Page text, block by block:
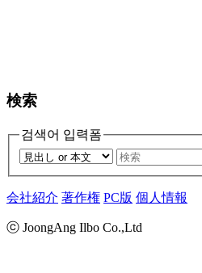
検索
검색어 입력폼
会社紹介 著作権 PC版 個人情報
ⓒ JoongAng Ilbo Co.,Ltd